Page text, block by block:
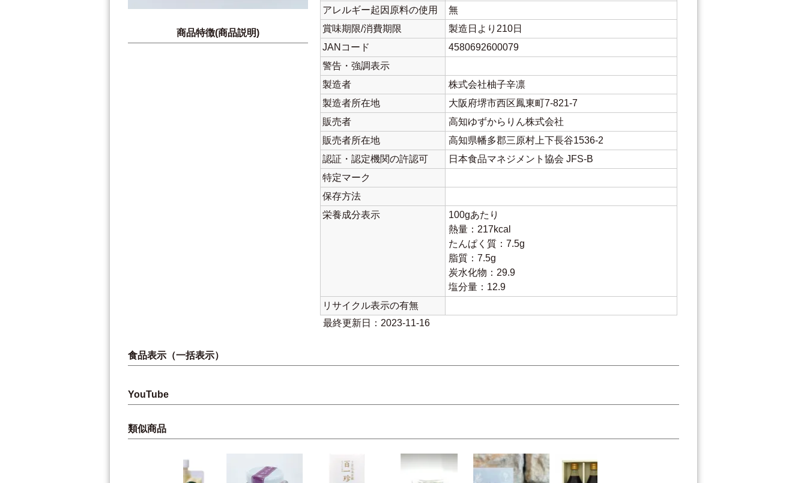
商品特徴(商品説明)
アレルギー起因原料の使用
無
賞味期限/消費期限
製造日より210日
JANコード
4580692600079
警告・強調表示
製造者
株式会社柚子辛凛
製造者所在地
大阪府堺市西区鳳東町7-821-7
販売者
高知ゆずからりん株式会社
販売者所在地
高知県幡多郡三原村上下長谷1536-2
認証・認定機関の許認可
日本食品マネジメント協会 JFS-B
特定マーク
保存方法
栄養成分表示
100gあたり
熱量：217kcal
たんぱく質：7.5g
脂質：7.5g
炭水化物：29.9
塩分量：12.9
リサイクル表示の有無
最終更新日：2023-11-16
食品表示（一括表示）
YouTube
類似商品